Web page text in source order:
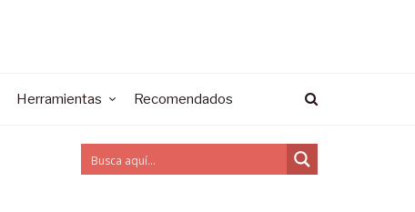
Herramientas Recomendados